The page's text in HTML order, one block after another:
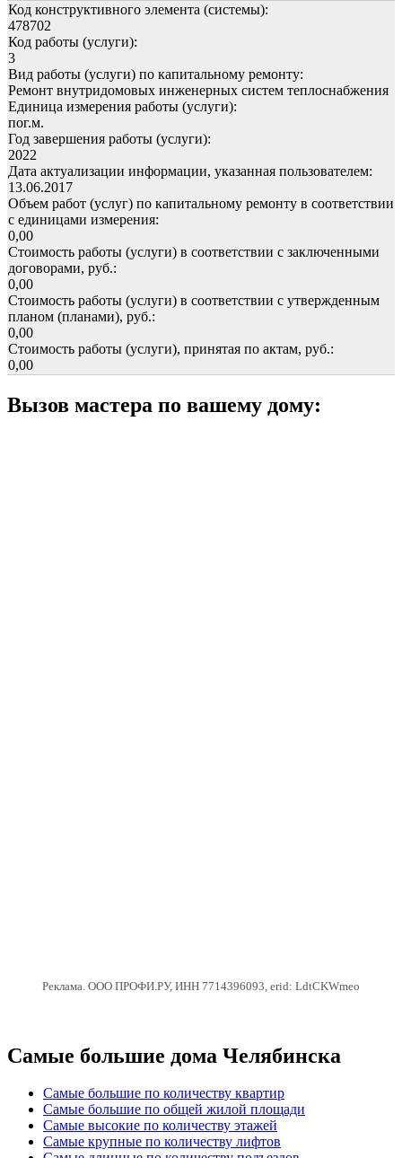
Код конструктивного элемента (системы):
478702
Код работы (услуги):
3
Вид работы (услуги) по капитальному ремонту:
Ремонт внутридомовых инженерных систем теплоснабжения
Единица измерения работы (услуги):
пог.м.
Год завершения работы (услуги):
2022
Дата актуализации информации, указанная пользователем:
13.06.2017
Объем работ (услуг) по капитальному ремонту в соответствии
с единицами измерения:
0,00
Стоимость работы (услуги) в соответствии с заключенными
договорами, руб.:
0,00
Стоимость работы (услуги) в соответствии с утвержденным
планом (планами), руб.:
0,00
Стоимость работы (услуги), принятая по актам, руб.:
0,00
Вызов мастера по вашему дому:
Реклама. ООО ПРОФИ.РУ, ИНН 7714396093, erid: LdtCKWmeo
Самые большие дома Челябинска
Самые большие по количеству квартир
Самые большие по общей жилой площади
Самые высокие по количеству этажей
Самые крупные по количеству лифтов